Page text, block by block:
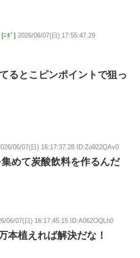
ﾆﾀﾞ] 2026/06/07(日) 17:55:47.29
るとこピンポイントで狙っ
06/07(日) 16:17:37.28 ID:Zo922QAv0
めて炭酸飲料を作るんだ
06/07(日) 16:17:45.15 ID:A062OQLh0
本植えれば解決だな！